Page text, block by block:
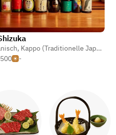
,Japanisch
, Kappo (Traditionelle Japanisch)
-